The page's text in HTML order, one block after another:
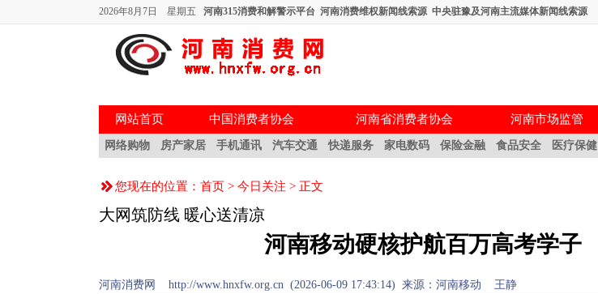
2026年8月7日 星期五 河南315消费和解警示平台 河南消费维权新闻线索源 中央驻豫及河南主流媒体新闻线索源
网站首页 中国消费者协会 河南省消费者协会 河南市场监管
网络购物 房产家居 手机通讯 汽车交通 快递服务 家电数码 保险金融 食品安全 医疗保健
您现在的位置： 首页 > 今日关注 > 正文
大网筑防线 暖心送清凉
河南移动硬核护航百万高考学子
河南消费网 http://www.hnxfw.org.cn (2026-06-09 17:43:14) 来源：河南移动 王静